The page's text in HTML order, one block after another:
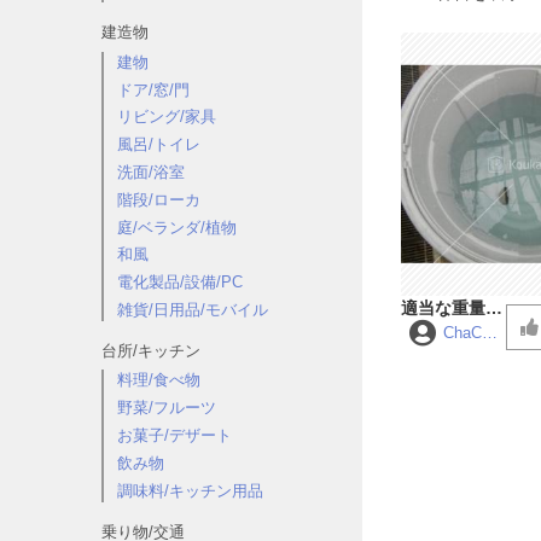
建造物
建物
ドア/窓/門
リビング/家具
風呂/トイレ
洗面/浴室
階段/ローカ
庭/ベランダ/植物
和風
電化製品/設備/PC
雑貨/日用品/モバイル
台所/キッチン
料理/食べ物
野菜/フルーツ
お菓子/デザート
飲み物
調味料/キッチン用品
乗り物/交通
適当な重量物
を水に投げ込
ChaCha